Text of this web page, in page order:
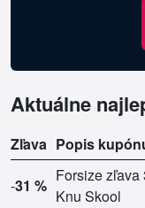
Aktuálne
Zľava Popis
-31 %
Forsize zľava
Knu Skool